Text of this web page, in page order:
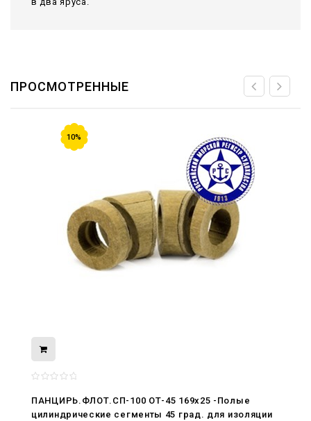
ПРОСМОТРЕННЫЕ
10%
ПАНЦИРЬ.ФЛОТ.СП-100 ОТ-45 169x25 -Полые
цилиндрические сегменты 45 град. для изоляции
нами